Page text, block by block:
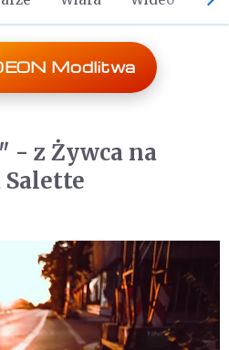
Modlitwa
- z Żywca na
Salette